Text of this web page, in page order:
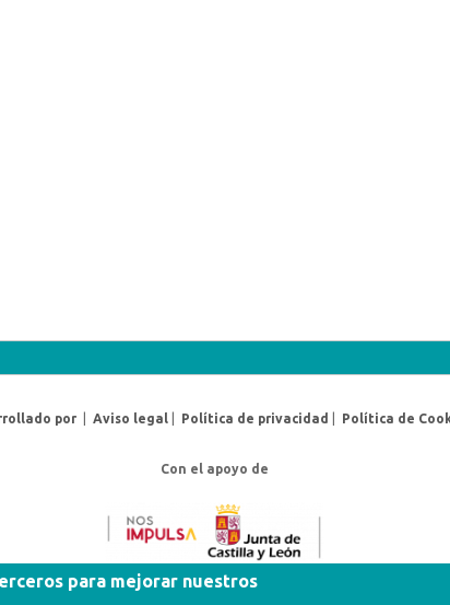
por| Aviso legal Política de privacidad Política de
Con el apoyo de
para mejorar nuestros